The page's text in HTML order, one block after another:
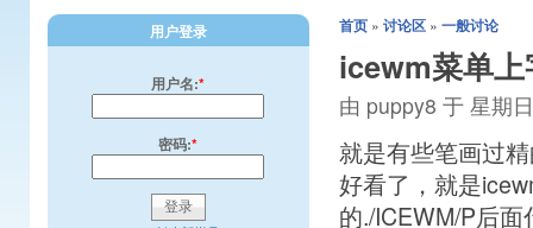
首页» 讨论区» 一般讨论
icewm菜单
由 puppy8 于 星期
就是有些笔画过
好看了，就是
的./ICEWM/P后
用户登录
用户名:*
密码:*